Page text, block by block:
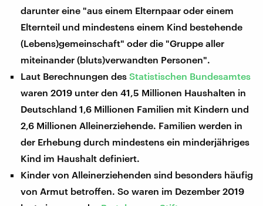
darunter eine "aus einem Elternpaar oder einem
Elternteil und mindestens einem Kind bestehende
(Lebens)gemeinschaft" oder die "Gruppe aller
miteinander (bluts)verwandten Personen".
Laut Berechnungen desStatistischen Bundesamtes
waren 2019 unter den 41,5 Millionen Haushalten in
Deutschland 1,6 Millionen Familien mit Kindern und
2,6 Millionen Alleinerziehende. Familien werden in
der Erhebung durch mindestens ein minderjähriges
Kind im Haushalt definiert.
Kinder von Alleinerziehenden sind besonders häufig
von Armut betroffen. So waren im Dezember 2019